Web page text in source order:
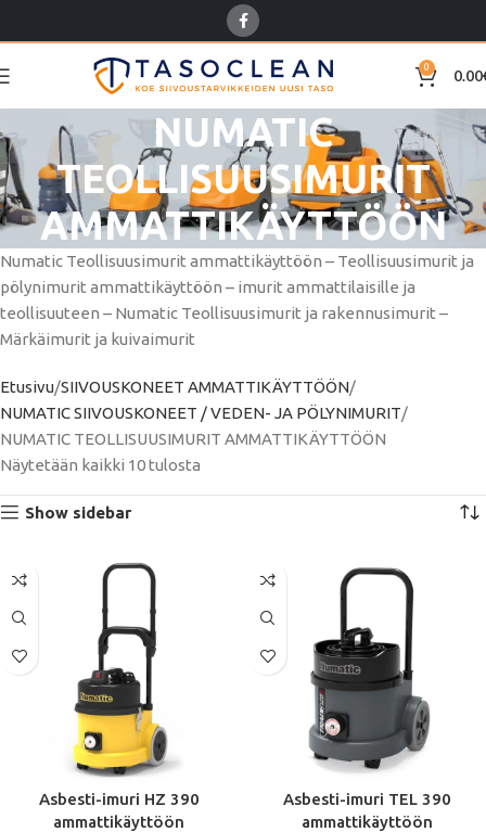
0 0.00
NUMATIC
TEOLLISUUSIMURIT
AMMATTIKÄYTTÖÖN
Numatic Teollisuusimurit ammattikäyttöön – Teollisuusimurit ja
pölynimurit ammattikäyttöön – imurit ammattilaisille ja
teollisuuteen – Numatic Teollisuusimurit ja rakennusimurit –
Märkäimurit ja kuivaimurit
Etusivu SIIVOUSKONEET AMMATTIKÄYTTÖÖN
NUMATIC SIIVOUSKONEET / VEDEN- JA PÖLYNIMURIT
NUMATIC TEOLLISUUSIMURIT AMMATTIKÄYTTÖÖN
Näytetään kaikki 10 tulosta
Show sidebar
Asbesti-imuri HZ 390
ammattikäyttöön
Asbesti-imuri TEL 390
ammattikäyttöön